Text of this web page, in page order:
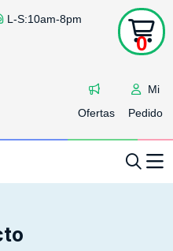
L-S:10am-8pm
Ofertas
Mi
Pedido
0